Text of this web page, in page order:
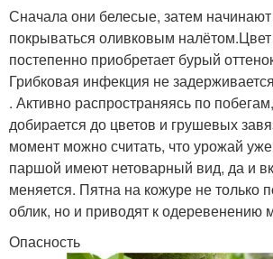
Сначала они белесые, затем начинают
покрываться оливковым
постепенно приобретает бурый
Грибковая инфекция не
. Активно распространяясь по
добирается до цветов и грушевых
момент можно считать, что урожай
паршой имеют нетоварный вид, да и
меняется. Пятна на кожуре не только
облик, но и приводят к одеревенению
Опасность